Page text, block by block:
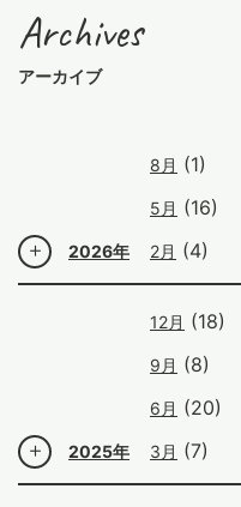
Archives
アーカイブ
2026年
8月 (1)
5月 (16)
2月 (4)
2025年
12月 (18)
9月 (8)
6月 (20)
3月 (7)